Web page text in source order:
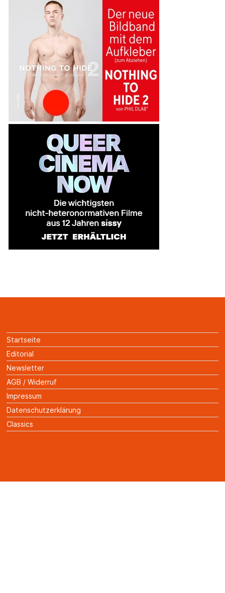
Startseite
Editorial
Newsletter
AGB / Widerruf
Impressum
Datenschutzerklärung
Classics